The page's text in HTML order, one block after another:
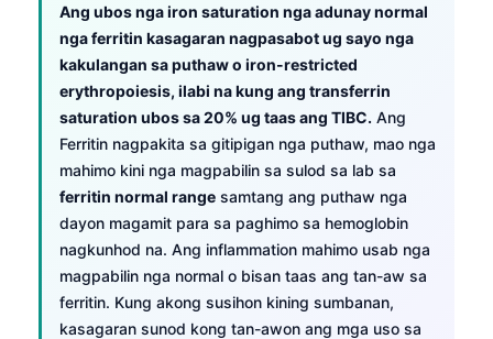
Ang ubos nga iron saturation nga adunay normal
nga ferritin kasagaran nagpasabot ug sayo nga
kakulangan sa puthaw o iron-restricted
erythropoiesis, ilabi na kung ang transferrin
saturation ubos sa 20% ug taas ang TIBC. Ang
Ferritin nagpakita sa gitipigan nga puthaw, mao nga
mahimo kini nga magpabilin sa sulod sa lab sa
ferritin normal range samtang ang puthaw nga
dayon magamit para sa paghimo sa hemoglobin
nagkunhod na. Ang inflammation mahimo usab nga
magpabilin nga normal o bisan taas ang tan-aw sa
ferritin. Kung akong susihon kining sumbanan,
kasagaran sunod kong tan-awon ang mga uso sa